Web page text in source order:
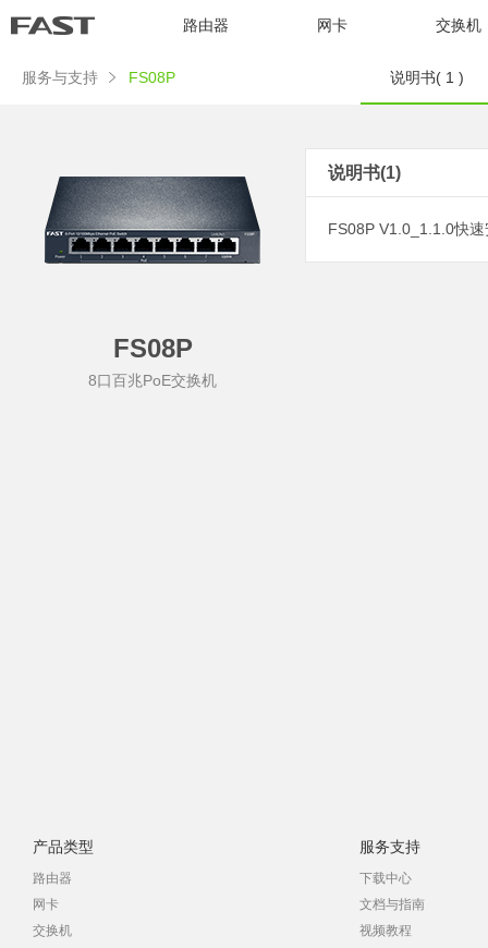
路由器 网卡 交换机
服务与支持 FS08P 说明书( 1 )
FS08P
8口百兆PoE交换机
说明书(1)
FS08P V1.0_1.1.0快
产品类型
路由器
网卡
交换机
服务支持
下载中心
文档与指南
视频教程